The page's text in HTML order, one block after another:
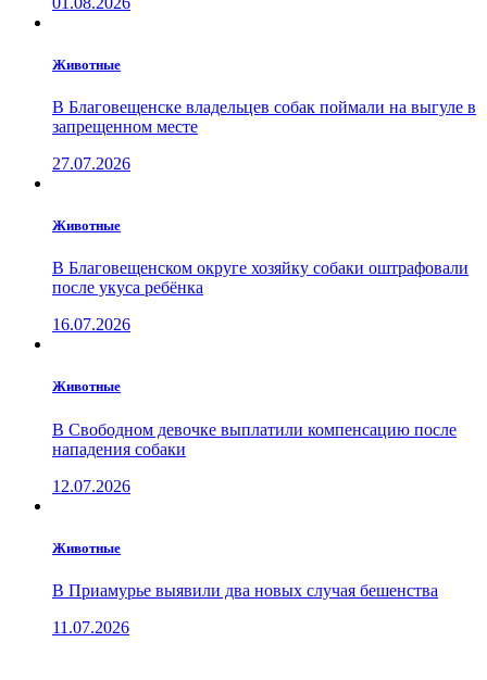
Животные
В Благовещенске владельцев собак поймали на выгуле в
запрещенном месте
27.07.2026
Животные
В Благовещенском округе хозяйку собаки оштрафовали
после укуса ребёнка
16.07.2026
Животные
В Свободном девочке выплатили компенсацию после
нападения собаки
12.07.2026
Животные
В Приамурье выявили два новых случая бешенства
11.07.2026